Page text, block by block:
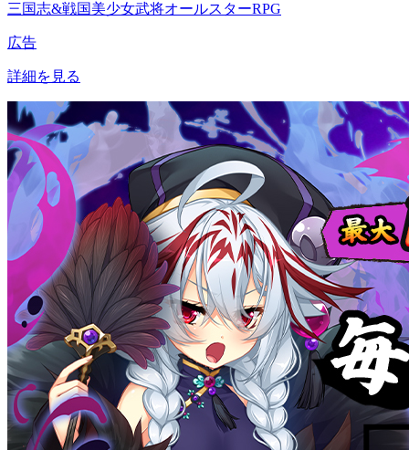
三国志&戦国美少女武将オールスターRPG
広告
詳細を見る